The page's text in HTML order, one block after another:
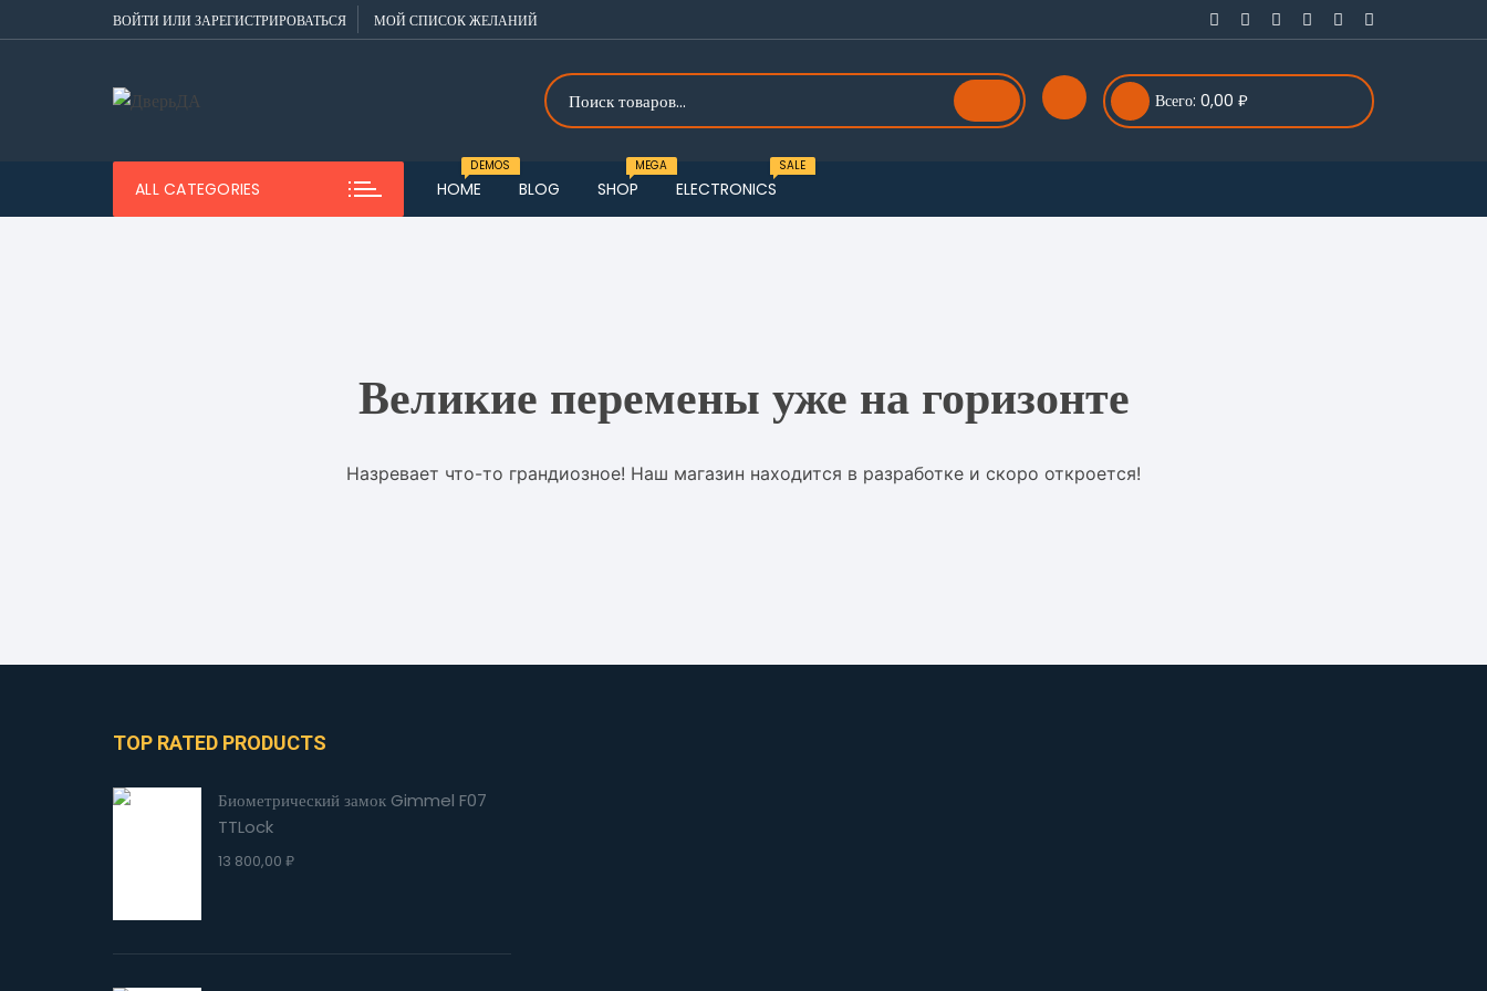
к
ВОЙТИ ИЛИ ЗАРЕГИСТРИРОВАТЬСЯ МОЙ СПИСОК ЖЕЛАНИЙ
Всего: 0,00 ₽
ALL CATEGORIES HOME
DEMOS
Demo four
BLOG SHOP
MEGA
ELECTRONICS
SALE
Великие перемены уже на горизонте
Назревает что-то грандиозное! Наш магазин находится в разработке и скоро откроется!
TOP RATED PRODUCTS
Биометрический замок Gimmel F07
TTLock
13 800,00 ₽